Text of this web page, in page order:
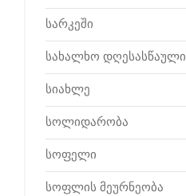
სარკეში
სახალხო დღესასწაული
სიახლე
სოლიდარობა
სოფელი
სოფლის მეურნეობა